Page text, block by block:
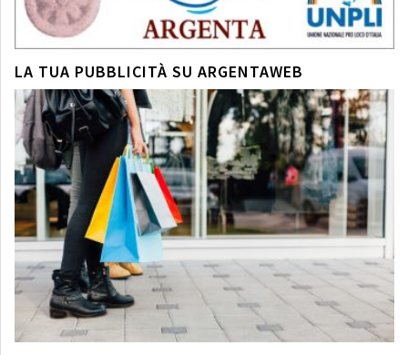
LA TUA PUBBLICITÀ SU ARGENTAWEB